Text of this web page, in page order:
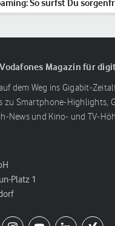
So surfst Du
Magazin für
dem Weg ins Gigabit-
zu Smartphone-Highlights,
News und Kino- und TV-
Platz 1